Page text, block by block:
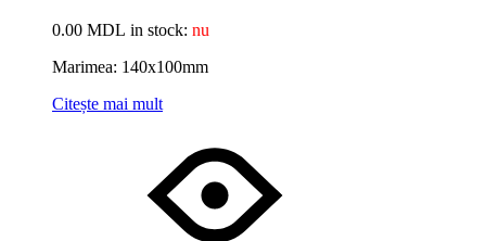
0.00 MDL in stock: nu
Marimea: 140x100mm
Citește mai mult